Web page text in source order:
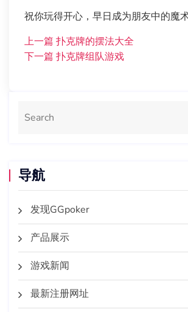
祝你玩得开心，早日成为朋友中的魔
上一篇 扑克牌的摆法大全
下一篇 扑克牌组队游戏
导航
发现GGpoker
产品展示
游戏新闻
最新注册网址